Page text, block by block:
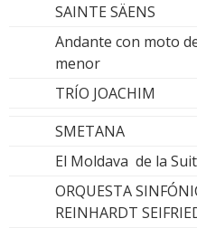
SAINTE SÄENS
Andante con moto
menor
TRÍO JOACHIM
SMETANA
El Moldava de la
ORQUESTA
REINHARDT